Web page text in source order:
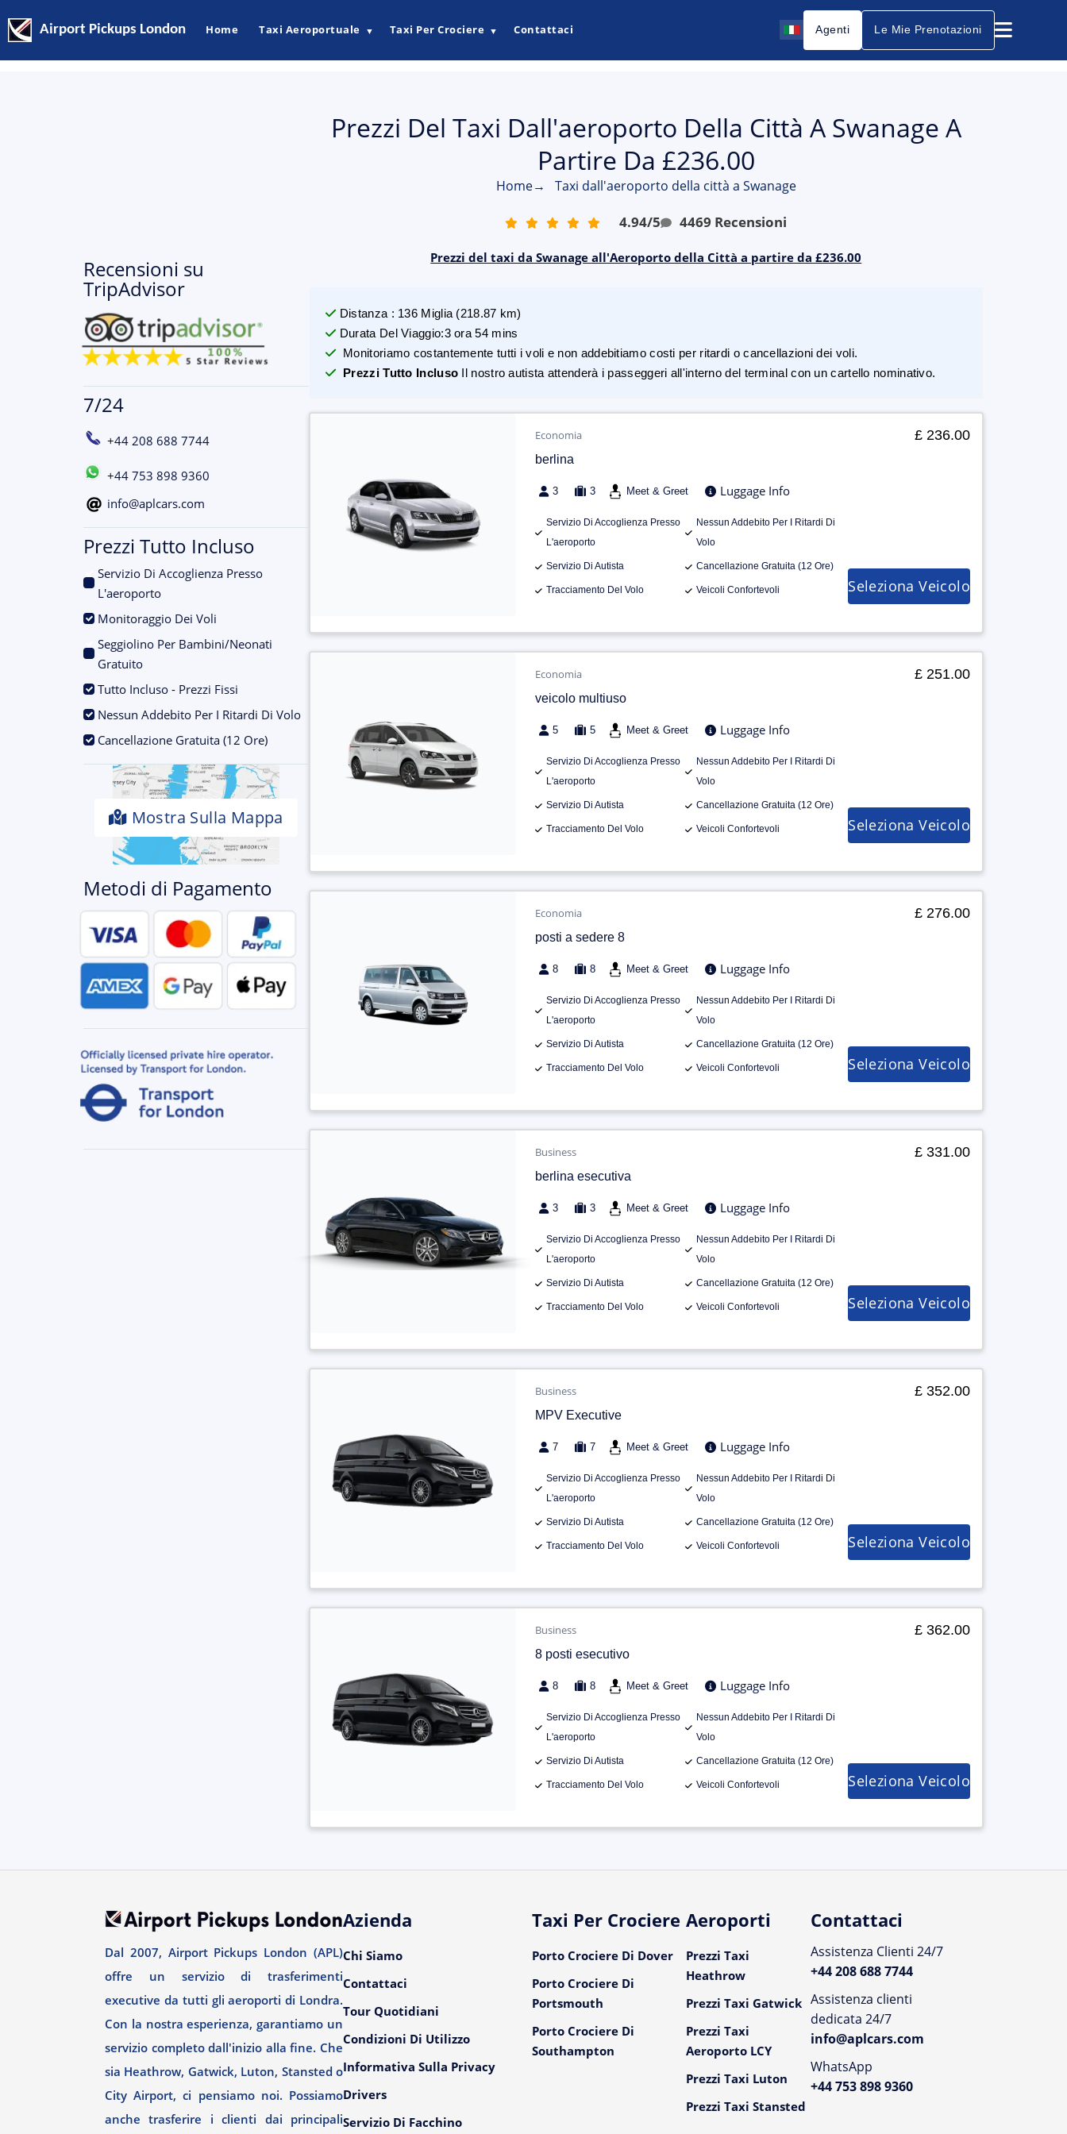
Airport Pickups London Home Taxi Aeroportuale ▼ Taxi Per Crociere ▼ Contattaci Agenti Le Mie Prenotazioni
Recensioni su
TripAdvisor
7/24
+44 208 688 7744
+44 753 898 9360
info@aplcars.com
Prezzi Tutto Incluso
Servizio Di Accoglienza Presso
L'aeroporto
Monitoraggio Dei Voli
Seggiolino Per Bambini/Neonati
Gratuito
Tutto Incluso - Prezzi Fissi
Nessun Addebito Per I Ritardi Di Volo
Cancellazione Gratuita (12 Ore)
Mostra Sulla Mappa
Metodi di Pagamento
Prezzi Del Taxi Dall'aeroporto Della Città A Swanage A
Partire Da £236.00
Home→ Taxi dall'aeroporto della città a Swanage
4.94/5 4469 Recensioni
Prezzi del taxi da Swanage all'Aeroporto della Città a partire da £236.00
Distanza : 136 Miglia (218.87 km)
Durata Del Viaggio:3 ora 54 mins
Monitoriamo costantemente tutti i voli e non addebitiamo costi per ritardi o cancellazioni dei voli.
Prezzi Tutto Incluso Il nostro autista attenderà i passeggeri all'interno del terminal con un cartello nominativo.
Economia
berlina
3 3 Meet & Greet Luggage Info
Servizio Di Accoglienza Presso
L'aeroporto
Nessun Addebito Per I Ritardi Di
Volo
Servizio Di Autista Cancellazione Gratuita (12 Ore)
Tracciamento Del Volo Veicoli Confortevoli
£ 236.00
Seleziona Veicolo
Economia
veicolo multiuso
5 5 Meet & Greet Luggage Info
Servizio Di Accoglienza Presso
L'aeroporto
Nessun Addebito Per I Ritardi Di
Volo
Servizio Di Autista Cancellazione Gratuita (12 Ore)
Tracciamento Del Volo Veicoli Confortevoli
£ 251.00
Seleziona Veicolo
Economia
posti a sedere 8
8 8 Meet & Greet Luggage Info
Servizio Di Accoglienza Presso
L'aeroporto
Nessun Addebito Per I Ritardi Di
Volo
Servizio Di Autista Cancellazione Gratuita (12 Ore)
Tracciamento Del Volo Veicoli Confortevoli
£ 276.00
Seleziona Veicolo
Business
berlina esecutiva
3 3 Meet & Greet Luggage Info
Servizio Di Accoglienza Presso
L'aeroporto
Nessun Addebito Per I Ritardi Di
Volo
Servizio Di Autista Cancellazione Gratuita (12 Ore)
Tracciamento Del Volo Veicoli Confortevoli
£ 331.00
Seleziona Veicolo
Business
MPV Executive
7 7 Meet & Greet Luggage Info
Servizio Di Accoglienza Presso
L'aeroporto
Nessun Addebito Per I Ritardi Di
Volo
Servizio Di Autista Cancellazione Gratuita (12 Ore)
Tracciamento Del Volo Veicoli Confortevoli
£ 352.00
Seleziona Veicolo
Business
8 posti esecutivo
8 8 Meet & Greet Luggage Info
Servizio Di Accoglienza Presso
L'aeroporto
Nessun Addebito Per I Ritardi Di
Volo
Servizio Di Autista Cancellazione Gratuita (12 Ore)
Tracciamento Del Volo Veicoli Confortevoli
£ 362.00
Seleziona Veicolo
Dal 2007, Airport Pickups London (APL)
offre un servizio di trasferimenti
executive da tutti gli aeroporti di Londra.
Con la nostra esperienza, garantiamo un
servizio completo dall'inizio alla fine. Che
sia Heathrow, Gatwick, Luton, Stansted o
City Airport, ci pensiamo noi. Possiamo
anche trasferire i clienti dai principali
Azienda
Chi Siamo
Contattaci
Tour Quotidiani
Condizioni Di Utilizzo
Informativa Sulla Privacy
Drivers
Servizio Di Facchino
Taxi Per Crociere
Porto Crociere Di Dover
Porto Crociere Di
Portsmouth
Porto Crociere Di
Southampton
Aeroporti
Prezzi Taxi
Heathrow
Prezzi Taxi Gatwick
Prezzi Taxi
Aeroporto LCY
Prezzi Taxi Luton
Prezzi Taxi Stansted
Contattaci
Assistenza Clienti 24/7
+44 208 688 7744
Assistenza clienti
dedicata 24/7
info@aplcars.com
WhatsApp
+44 753 898 9360